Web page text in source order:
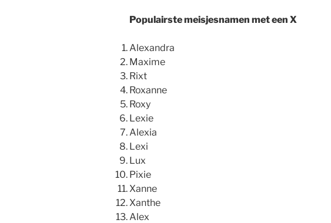
Populairste meisjesnamen met een X
Alexandra
Maxime
Rixt
Roxanne
Roxy
Lexie
Alexia
Lexi
Lux
Pixie
Xanne
Xanthe
Alex